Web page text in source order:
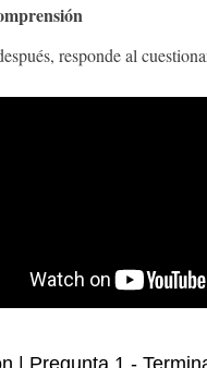
responde al